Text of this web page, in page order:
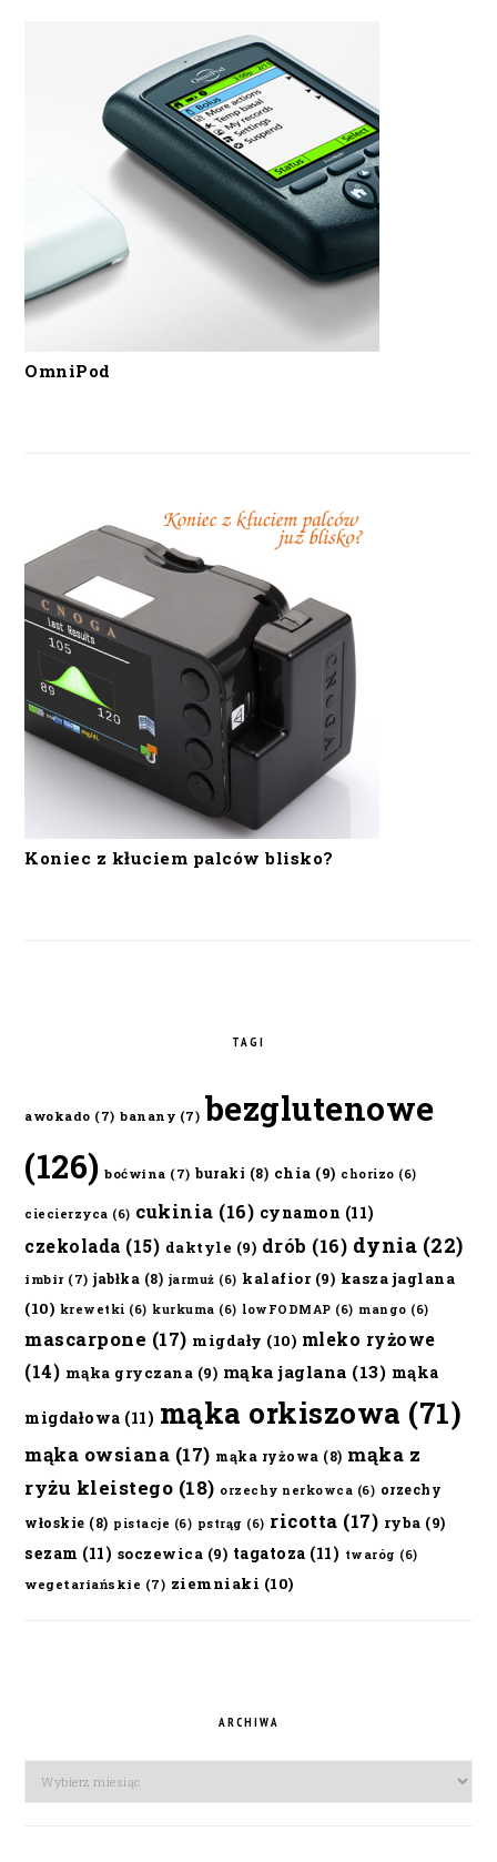
OmniPod
Koniec z kłuciem palców blisko?
TAGI
awokado (7) banany (7) bezglutenowe
(126) boćwina (7) buraki (8) chia (9) chorizo (6)
ciecierzyca (6) cukinia (16) cynamon (11)
czekolada (15) daktyle (9) drób (16) dynia (22)
imbir (7) jabłka (8) jarmuż (6) kalafior(9) kasza jaglana
(10) krewetki (6) kurkuma (6) lowFODMAP (6) mango (6)
mascarpone (17) migdały (10) mleko ryżowe
(14) mąka gryczana (9) mąka jaglana (13) mąka
migdałowa (11) mąka orkiszowa (71)
mąka owsiana (17) mąka ryżowa (8) mąka z
ryżu kleistego (18) orzechy nerkowca (6) orzechy
włoskie (8) pistacje (6) pstrąg (6) ricotta (17) ryba (9)
sezam (11) soczewica (9) tagatoza (11) twaróg (6)
wegetariańskie (7) ziemniaki (10)
ARCHIWA
Archiwa